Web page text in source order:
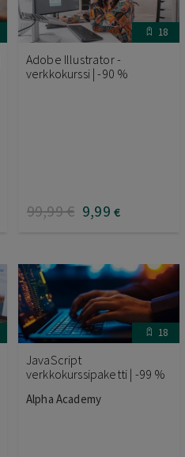
18
Adobe Illustrator -
verkkokurssi | -90 %
99,99€ 9,99 €
18
JavaScript
verkkokurssipaketti | -99 %
Alpha Academy